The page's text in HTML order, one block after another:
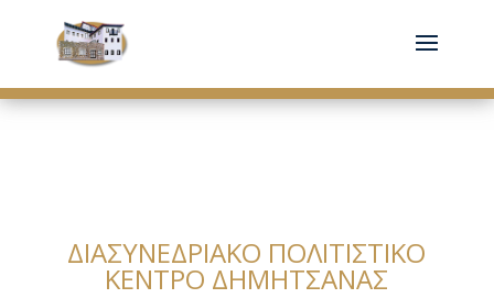
ΔΙΑΣΥΝΕΔΡΙΑΚΌ ΠΟΛΙΤΙΣΤΙΚΌ
ΚΈΝΤΡΟ ΔΗΜΗΤΣΆΝΑΣ